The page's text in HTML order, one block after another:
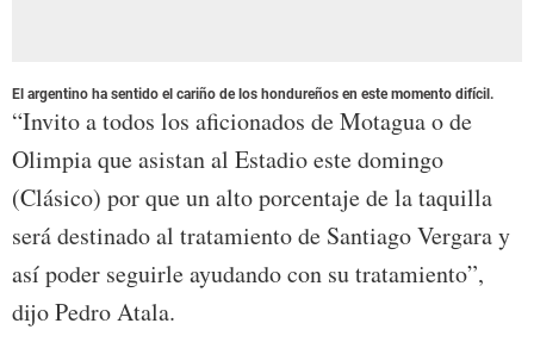
El argentino ha sentido el cariño de los hondureños en este momento difícil.
“Invito a todos los aficionados de Motagua o de
Olimpia que asistan al Estadio este domingo
(Clásico) por que un alto porcentaje de la taquilla
será destinado al tratamiento de Santiago Vergara y
así poder seguirle ayudando con su tratamiento”,
dijo Pedro Atala.